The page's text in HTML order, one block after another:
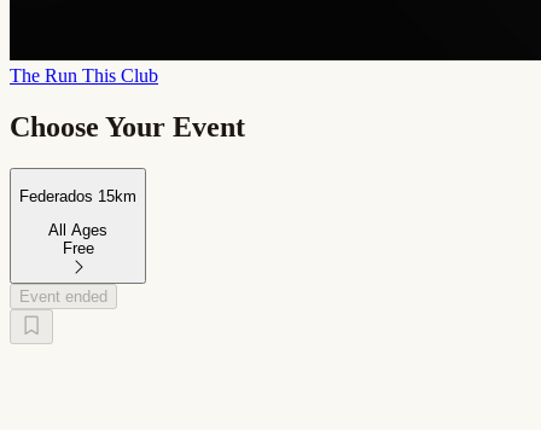
The Run This Club
Choose Your Event
Federados 15km
All Ages
Free
Event ended